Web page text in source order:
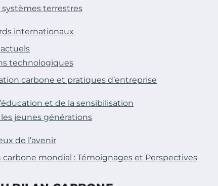
systèmes terrestres
internationaux
technologiques
carbone et pratiques d’entreprise
et de la sensibilisation
jeunes générations
de l’avenir
carbone mondial : Témoignages et Perspectives